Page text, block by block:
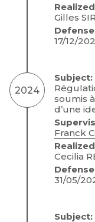
Gilles
17/12/
2024
Subject:
soumis
d’une
Franck
Cecilia
31/05/
Subject: